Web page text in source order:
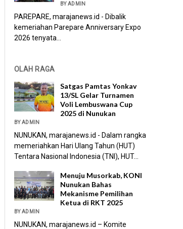
BY ADMIN
PAREPARE, marajanews.id - Dibalik
kemeriahan Parepare Anniversary Expo
2026 tenyata...
OLAH RAGA
Satgas Pamtas Yonkav
13/SL Gelar Turnamen
Voli Lembuswana Cup
2025 di Nunukan
BY ADMIN
NUNUKAN, marajanews.id - Dalam rangka
memeriahkan Hari Ulang Tahun (HUT)
Tentara Nasional Indonesia (TNI), HUT...
Menuju Musorkab, KONI
Nunukan Bahas
Mekanisme Pemilihan
Ketua di RKT 2025
BY ADMIN
NUNUKAN, marajanews.id – Komite